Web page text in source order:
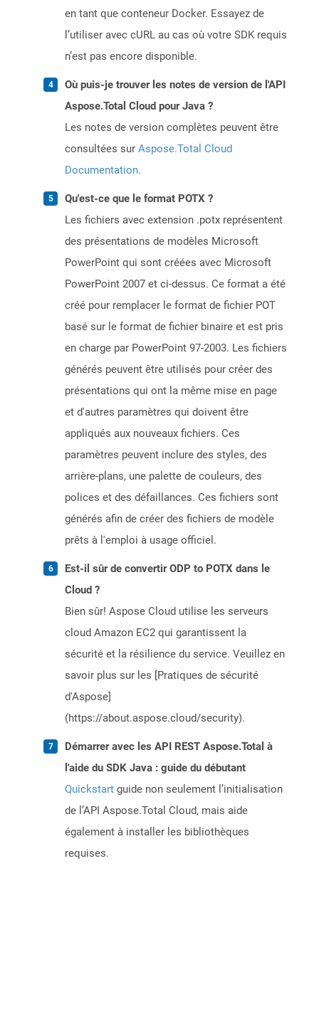
en tant que conteneur Docker. Essayez de
l’utiliser avec cURL au cas où votre SDK requis
n’est pas encore disponible.
Où puis-je trouver les notes de version de l'API
Aspose.Total Cloud pour Java ?
Les notes de version complètes peuvent être
consultées sur Aspose.Total Cloud
Documentation.
Qu'est-ce que le format POTX ?
Les fichiers avec extension .potx représentent
des présentations de modèles Microsoft
PowerPoint qui sont créées avec Microsoft
PowerPoint 2007 et ci-dessus. Ce format a été
créé pour remplacer le format de fichier POT
basé sur le format de fichier binaire et est pris
en charge par PowerPoint 97-2003. Les fichiers
générés peuvent être utilisés pour créer des
présentations qui ont la même mise en page
et d'autres paramètres qui doivent être
appliqués aux nouveaux fichiers. Ces
paramètres peuvent inclure des styles, des
arrière-plans, une palette de couleurs, des
polices et des défaillances. Ces fichiers sont
générés afin de créer des fichiers de modèle
prêts à l'emploi à usage officiel.
Est-il sûr de convertir ODP to POTX dans le
Cloud ?
Bien sûr! Aspose Cloud utilise les serveurs
cloud Amazon EC2 qui garantissent la
sécurité et la résilience du service. Veuillez en
savoir plus sur les [Pratiques de sécurité
d'Aspose]
(https://about.aspose.cloud/security).
Démarrer avec les API REST Aspose.Total à
l'aide du SDK Java : guide du débutant
Quickstart guide non seulement l’initialisation
de l’API Aspose.Total Cloud, mais aide
également à installer les bibliothèques
requises.